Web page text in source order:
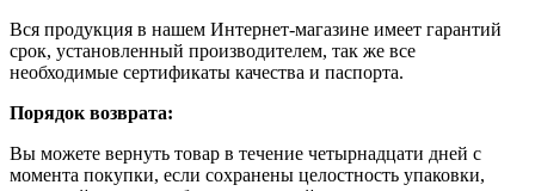
Вся продукция в нашем Интернет-магазине имеет гарантий
срок, установленный производителем, так же все
необходимые сертификаты качества и паспорта.
Порядок возврата:
Вы можете вернуть товар в течение четырнадцати дней с
момента покупки, если сохранены целостность упаковки,